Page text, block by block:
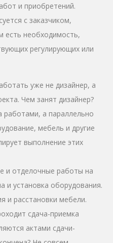
и приобретений.
с заказчиком,
есть необходимость,
регулирующих или
уже не дизайнер, а
Чем занят дизайнер?
работами, а параллельно
мебель и другие
выполнение этих
и отделочные работы на
и установка оборудования.
и расстановки мебели.
сдача-приемка
актами сдачи-